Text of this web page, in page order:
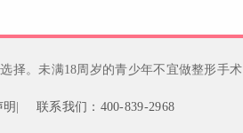
择。未满18周岁的青少年不宜做整形手术
联系我们：400-839-2968